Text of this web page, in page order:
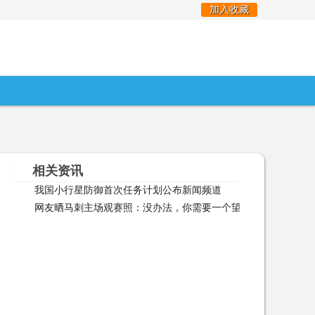
加入收藏
相关资讯
我国小行星防御首次任务计划公布新闻频道
网友晒马刺主场观赛照：没办法，你需要一个望远镜来看比赛